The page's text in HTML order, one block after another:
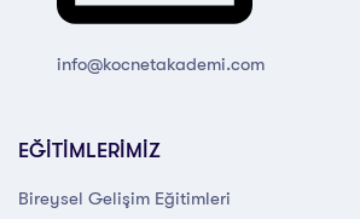
info@kocnetakademi.com
EĞİTİMLERİMİZ
Bireysel Gelişim Eğitimleri